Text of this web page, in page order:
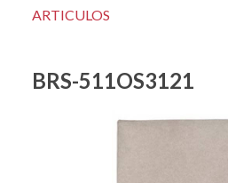
ARTICULOS
BRS-511OS3121